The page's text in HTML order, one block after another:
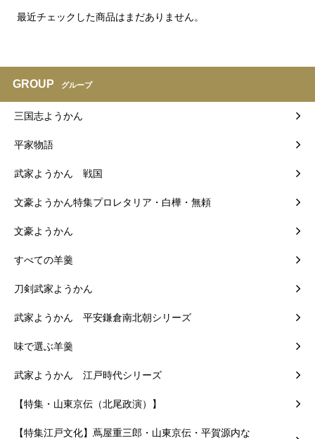
最近チェックした商品はまだありません。
GROUP グループ
三国志ようかん
平家物語
武家ようかん 戦国
文豪ようかん特集プロレタリア・白樺・無頼
文豪ようかん
すべての羊羹
刀剣武家ようかん
武家ようかん 平安鎌倉南北朝シリーズ
味で選ぶ羊羹
武家ようかん 江戸時代シリーズ
【特集・山東京伝（北尾政演）】
【特集江戸文化】蔦屋重三郎・山東京伝・平賀源内な